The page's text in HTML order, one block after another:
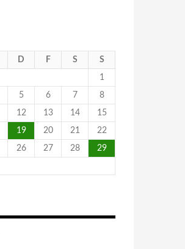
D F S S
1
5 6 7 8
12 13 14 15
19 20 21 22
26 27 28 29